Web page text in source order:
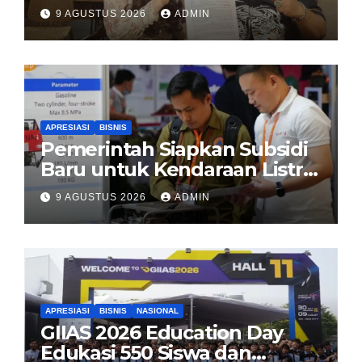
DNA, Minta Proses Hukum
Dibuka Secara Terang
9 AGUSTUS 2026 ADMIN
APRESIASI BISNIS
Pemerintah Siapkan Subsidi
Baru untuk Kendaraan Listrik
di 2026
9 AGUSTUS 2026 ADMIN
APRESIASI BISNIS NASIONAL
GIIAS 2026 Education Day
Edukasi 550 Siswa dan